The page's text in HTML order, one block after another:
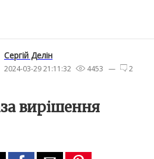
Сергiй Делін
2024-03-29 21:11:32 4453 — 2
вирішення